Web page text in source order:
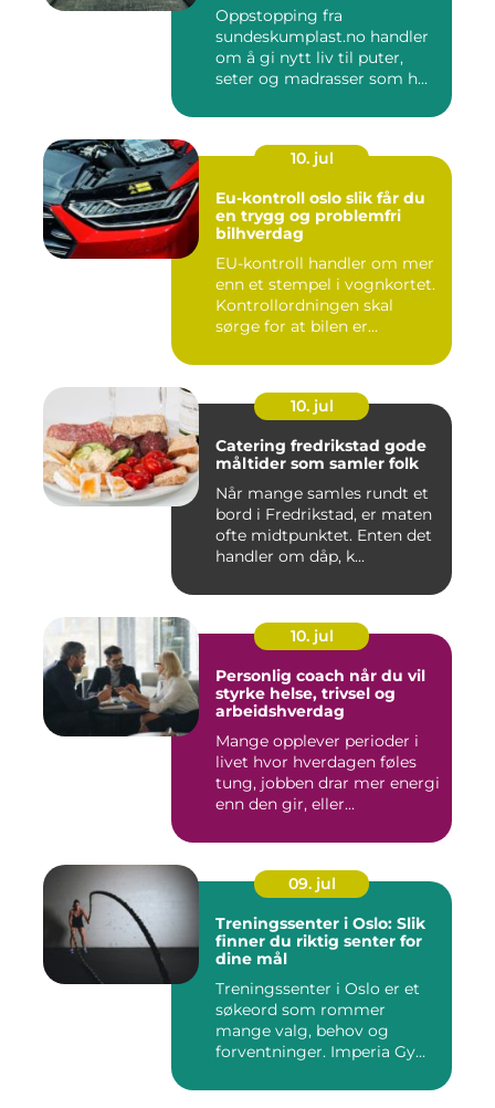
Oppstopping fra
sundeskumplast.no handler
om å gi nytt liv til puter,
seter og madrasser som h...
10. jul
Eu-kontroll oslo slik får du
en trygg og problemfri
bilhverdag
EU-kontroll handler om mer
enn et stempel i vognkortet.
Kontrollordningen skal
sørge for at bilen er...
10. jul
Catering fredrikstad gode
måltider som samler folk
Når mange samles rundt et
bord i Fredrikstad, er maten
ofte midtpunktet. Enten det
handler om dåp, k...
10. jul
Personlig coach når du vil
styrke helse, trivsel og
arbeidshverdag
Mange opplever perioder i
livet hvor hverdagen føles
tung, jobben drar mer energi
enn den gir, eller...
09. jul
Treningssenter i Oslo: Slik
finner du riktig senter for
dine mål
Treningssenter i Oslo er et
søkeord som rommer
mange valg, behov og
forventninger. Imperia Gy...